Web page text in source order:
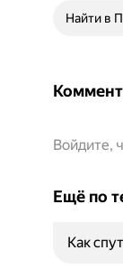
Найти в
Войдите,
Ещё по
Как